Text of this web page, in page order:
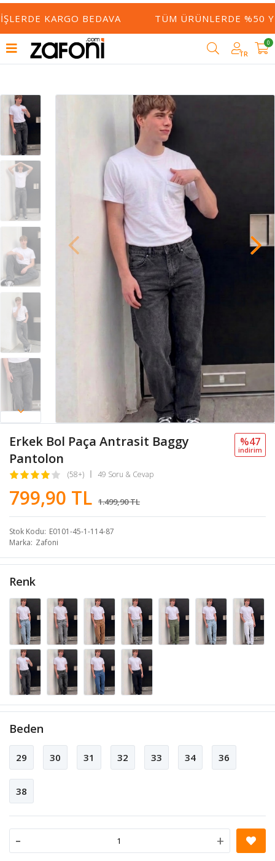
KARGO BEDAVA TÜM ÜRÜNLERDE %50 YE
TR
0
Erkek Bol Paça Antrasit Baggy
Pantolon
(58+) 49 Soru & Cevap
799,90 TL 1.499,90 TL
%47
i̇ndi̇ri̇m
Stok Kodu E0101-45-1-114-87
Marka Zafoni
Renk
Beden
29 30 31 32 33 34 36
38
- +